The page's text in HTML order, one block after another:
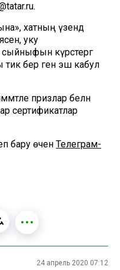
хатның үзендә
уку
күрсәтергә
бер генә эш кабул
призлар белән
сертификатлар
бару өчен Телеграм-
24 апрель 2020 07:12